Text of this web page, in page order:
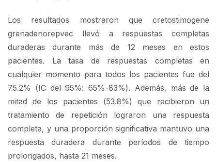
Los resultados mostraron que cretostimogene
grenadenorepvec llevó a respuestas completas
duraderas durante más de 12 meses en estos
pacientes. La tasa de respuestas completas en
cualquier momento para todos los pacientes fue del
75.2% (IC del 95%: 65%-83%). Además, más de la
mitad de los pacientes (53.8%) que recibieron un
tratamiento de repetición lograron una respuesta
completa, y una proporción significativa mantuvo una
respuesta duradera durante períodos de tiempo
prolongados, hasta 21 meses.